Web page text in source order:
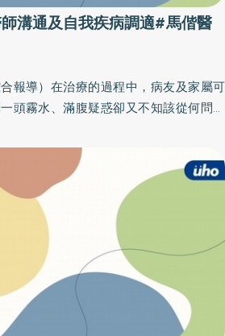
溝通及自我疾病調適#馬偕醫
報導）在治療的過程中，病友及家屬可
頭霧水、滿腹疑惑卻又不知該從何問起
症資源中心特規劃「全癌病友活動」，
與醫師溝通及自我疾病調適」，邀請到
探討如何共同架起醫療溝通及自我心靈
躍報名參加。該活動需事先報名，活動
規則流程地點辦法以主辦單位最新公告
先洽詢主辦單位再做確認，以免臨時異
容器。 名稱：癌症病友如何與醫師溝通
年4月13日（六）下午 14：00 ～16：00
北路2段92號）福音樓9樓大禮堂洽詢：